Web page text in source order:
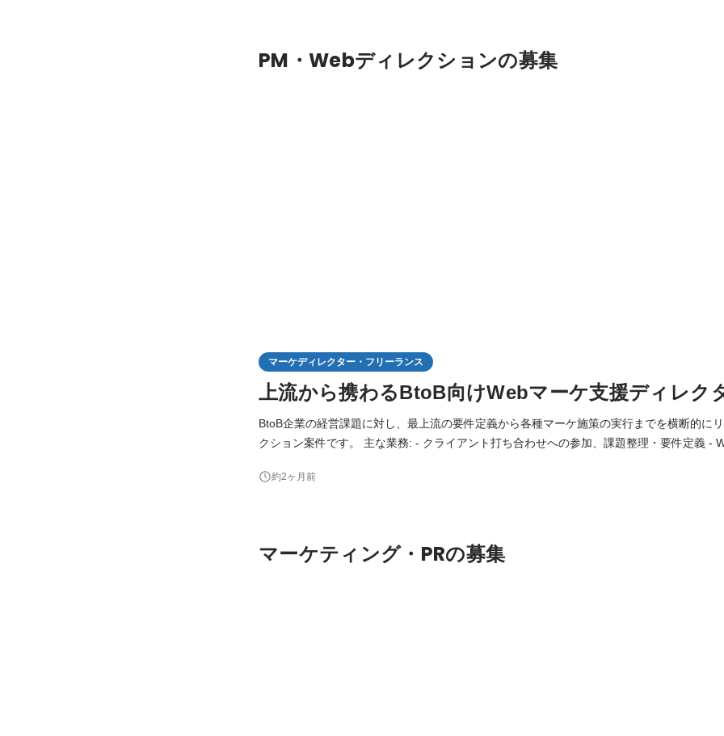
PM・Webディレクションの募集
マーケディレクター・フリーランス
上流から携わるBtoB向けWebマーケ支援ディレク
BtoB企業の経営課題に対し、最上流の要件定義から各種マーケ施策の実行までを横断的に
クション案件です。 主な業務: - クライアント打ち合わせへの参加、課題整理・要件定義 - Webマーケ施策（広
ナー・エンジニア等）の進行管理/ディレクション - CRM施策（LINE構築、ステップメール
約2ヶ月前
マーケティング・PRの募集